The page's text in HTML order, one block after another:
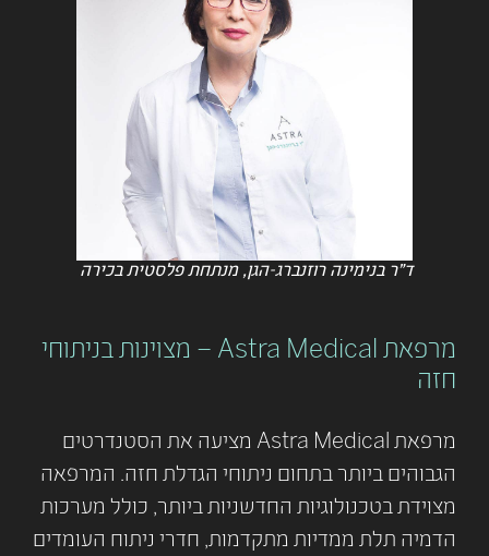
ד"ר בנימינה רוזנברג-הגן, מנתחת פלסטית בכירה
מרפאת Astra Medical – מצוינות בניתוחי
חזה
מרפאת Astra Medical מציעה את הסטנדרטים
הגבוהים ביותר בתחום ניתוחי הגדלת חזה. המרפאה
מצוידת בטכנולוגיות החדשניות ביותר, כולל מערכות
הדמיה תלת ממדיות מתקדמות, חדרי ניתוח העומדים